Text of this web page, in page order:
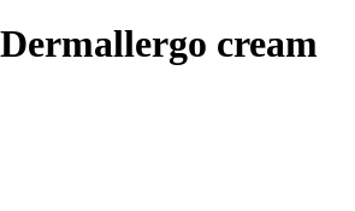
cream